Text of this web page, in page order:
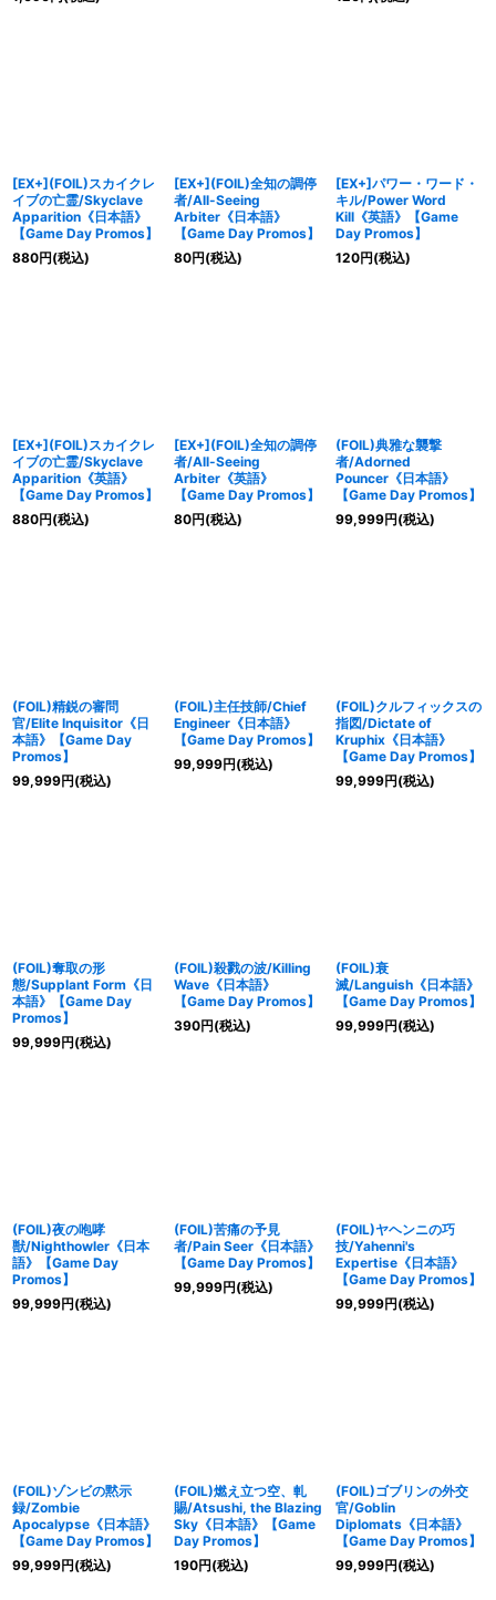
[EX+](FOIL)スカイクレ
イブの亡霊/Skyclave
Apparition《日本語》
【Game Day Promos】
880円(税込)
[EX+](FOIL)全知の調停
者/All-Seeing
Arbiter《日本語》
【Game Day Promos】
80円(税込)
[EX+]パワー・ワード・
キル/Power Word
Kill《英語》【Game
Day Promos】
120円(税込)
[EX+](FOIL)スカイクレ
イブの亡霊/Skyclave
Apparition《英語》
【Game Day Promos】
880円(税込)
[EX+](FOIL)全知の調停
者/All-Seeing
Arbiter《英語》
【Game Day Promos】
80円(税込)
(FOIL)典雅な襲撃
者/Adorned
Pouncer《日本語》
【Game Day Promos】
99,999円(税込)
(FOIL)精鋭の審問
官/Elite Inquisitor《日
本語》【Game Day
Promos】
99,999円(税込)
(FOIL)主任技師/Chief
Engineer《日本語》
【Game Day Promos】
99,999円(税込)
(FOIL)クルフィックスの
指図/Dictate of
Kruphix《日本語》
【Game Day Promos】
99,999円(税込)
(FOIL)奪取の形
態/Supplant Form《日
本語》【Game Day
Promos】
99,999円(税込)
(FOIL)殺戮の波/Killing
Wave《日本語》
【Game Day Promos】
390円(税込)
(FOIL)衰
滅/Languish《日本語》
【Game Day Promos】
99,999円(税込)
(FOIL)夜の咆哮
獣/Nighthowler《日本
語》【Game Day
Promos】
99,999円(税込)
(FOIL)苦痛の予見
者/Pain Seer《日本語》
【Game Day Promos】
99,999円(税込)
(FOIL)ヤヘンニの巧
技/Yahenni's
Expertise《日本語》
【Game Day Promos】
99,999円(税込)
(FOIL)ゾンビの黙示
録/Zombie
Apocalypse《日本語》
【Game Day Promos】
99,999円(税込)
(FOIL)燃え立つ空、軋
賜/Atsushi, the Blazing
Sky《日本語》【Game
Day Promos】
190円(税込)
(FOIL)ゴブリンの外交
官/Goblin
Diplomats《日本語》
【Game Day Promos】
99,999円(税込)